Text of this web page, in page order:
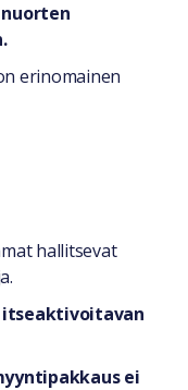
erinomainen
hallitsevat
itseaktivoitavan
ei